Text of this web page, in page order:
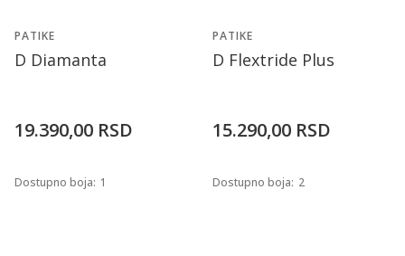
PATIKE
D Diamanta
19.390,00 RSD
Dostupno boja: 1
PATIKE
D Flextride Plus
15.290,00 RSD
Dostupno boja: 2